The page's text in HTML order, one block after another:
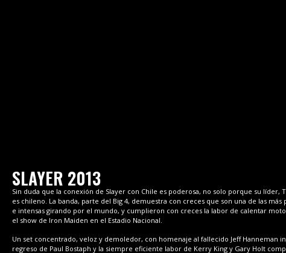
SLAYER 2013
Sin duda que la conexión de Slayer con Chile es poderosa, no solo porque su líder,
es chileno. La banda, parte del Big 4, demuestra con creces que son una de las más
e intensas girando por el mundo, y cumplieron con creces la labor de calentar
el show de Iron Maiden en el Estadio Nacional.
Un set concentrado, veloz y demoledor, con homenaje al fallecido Jeff Hanneman
regreso de Paul Bostaph y la siempre eficiente labor de Kerry King y Gary Holt